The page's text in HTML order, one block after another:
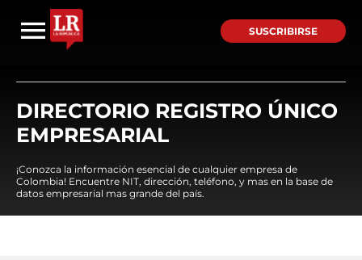
SUSCRIBIRSE
DIRECTORIO REGISTRO ÚNICO
EMPRESARIAL
¡Conozca la información esencial de cualquier empresa de
Colombia! Encuentre NIT, dirección, teléfono, y mas en la base de
datos empresarial mas grande del país.